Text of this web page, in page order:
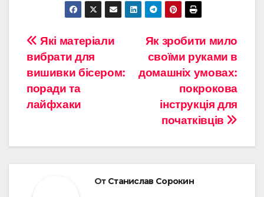
Навигация
по
записям
Як зробити мило
своїми руками в
домашніх умовах:
покрокова
інструкція для
початківців
Які матеріали
вибрати для
вишивки бісером:
поради та
лайфхаки
От Станислав Сорокин